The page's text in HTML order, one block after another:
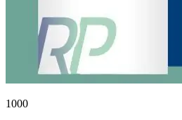
1000